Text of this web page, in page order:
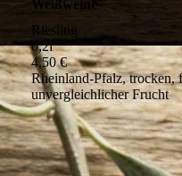
Weißweine
Riesling
0,2l
4,50 €
Rheinland-Pfalz, trocken,
unvergleichlicher Frucht